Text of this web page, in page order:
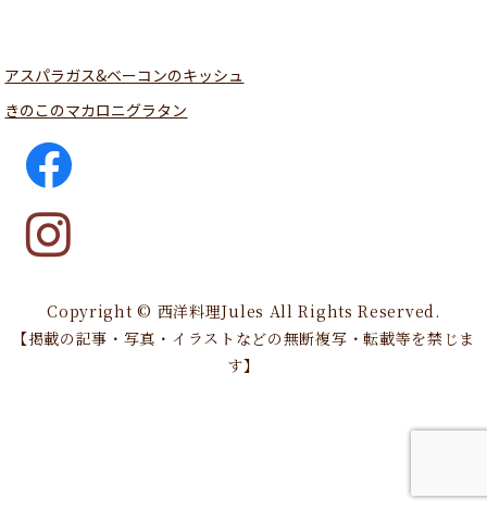
アスパラガス&ベーコンのキッシュ
きのこのマカロニグラタン
Copyright © 西洋料理Jules All Rights Reserved.
【掲載の記事・写真・イラストなどの無断複写・転載等を禁じま
す】